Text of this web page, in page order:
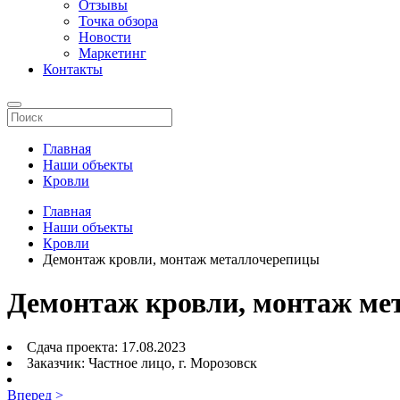
Отзывы
Точка обзора
Новости
Маркетинг
Контакты
Главная
Наши объекты
Кровли
Главная
Наши объекты
Кровли
Демонтаж кровли, монтаж металлочерепицы
Демонтаж кровли, монтаж
Сдача проекта: 17.08.2023
Заказчик: Частное лицо, г. Морозовск
Вперед >